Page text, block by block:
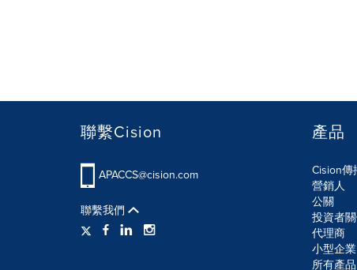
聯繫Cision
APACCS@cision.com
聯繫我們
產品
Cision傳
營銷人
公關
投資者
代理商
小型企業
所有產品